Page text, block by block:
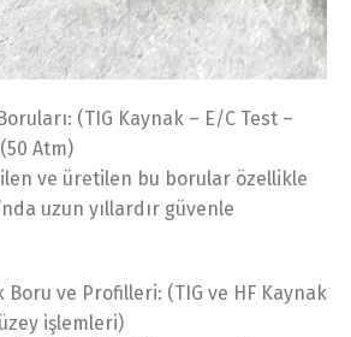
(TIG Kaynak – E/C Test –
Atm)
ve üretilen bu borular özellikle
uzun yıllardır güvenle
ve Profilleri: (TIG ve HF Kaynak
işlemleri)